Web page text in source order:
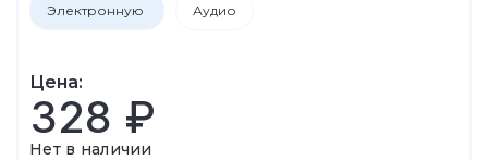
Электронную Аудио
Цена:
328 ₽
Нет в наличии